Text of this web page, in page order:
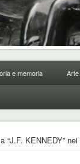
e memoria
“J.F. KENNEDY”